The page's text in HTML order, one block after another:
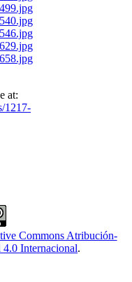
at:
1217-
Commons Atribución-
Internacional.